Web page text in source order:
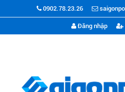
0902.78.23.26
Đăng nhập